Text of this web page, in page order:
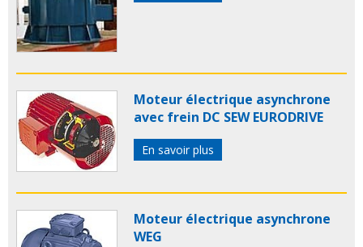
Moteur électrique asynchrone
avec frein DC SEW EURODRIVE
En savoir plus
Moteur électrique asynchrone
WEG